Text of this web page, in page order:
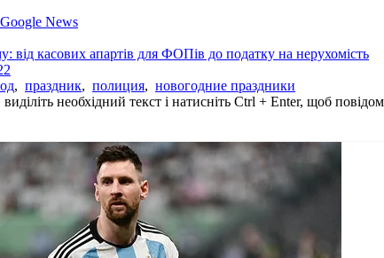
News
від касових апартів для ФОПів до податку на нерухомість
, праздник, полиция, новогодние праздники
необхідний текст і натисніть Ctrl + Enter, щоб